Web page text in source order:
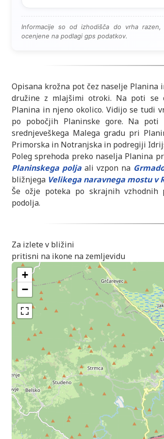
Informacije so od izhodišča do vrha
ocenjene na podlagi gps podatkov.
Opisana krožna pot čez naselje
družine z mlajšimi otroki. Na poti se
Planina in njeno okolico. Vidijo se tudi
po pobočjih Planinske gore. Na
srednjeveškega Malega gradu pri
Primorska in Notranjska in podregiji
Poleg sprehoda preko naselja Planina
Planinskega polja ali vzpon na
bližnjega Velikega naravnega mostu v
Še ožje poteka po skrajnih vzhodnih
podolja.
Za izlete v bližini
pritisni na ikone na zemljevidu
+
−